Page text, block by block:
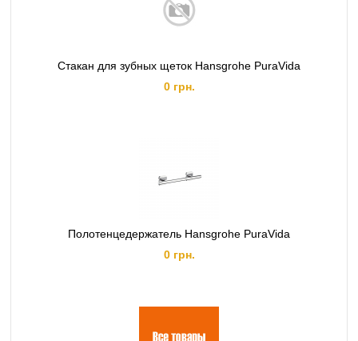
Стакан для зубных щеток Hansgrohe PuraVida
0 грн.
Полотенцедержатель Hansgrohe PuraVida
0 грн.